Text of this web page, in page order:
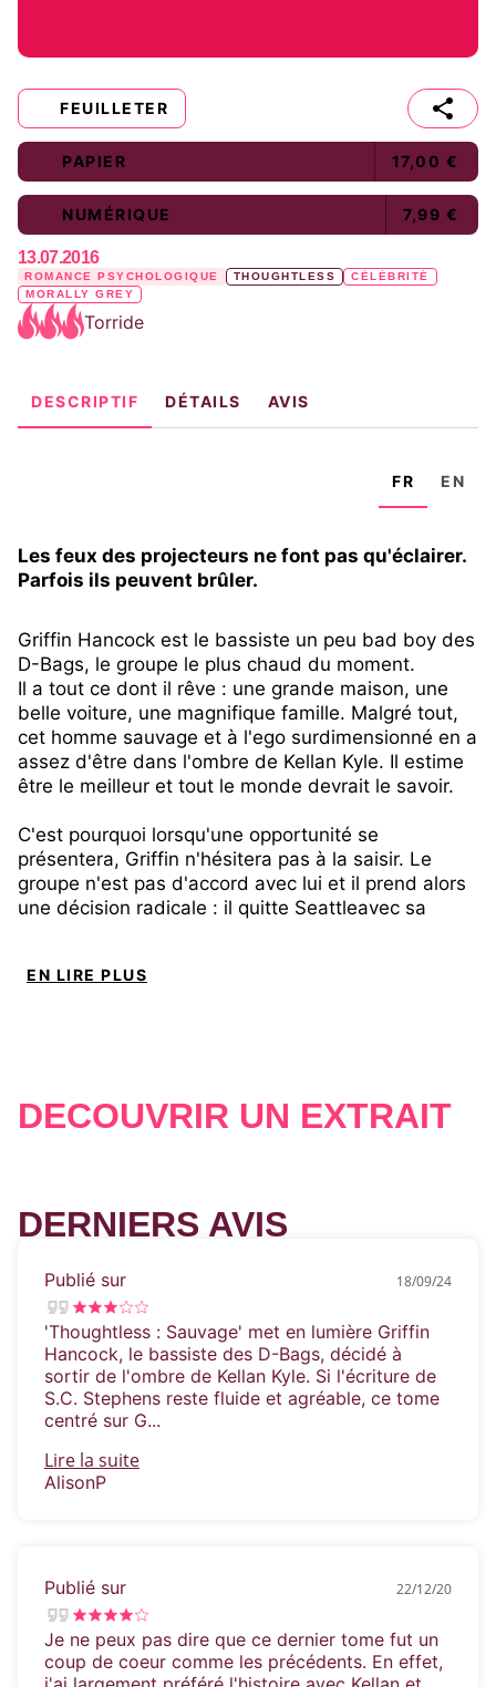
FEUILLETER
PAPIER 17,00 €
NUMÉRIQUE 7,99 €
13.07.2016
ROMANCE PSYCHOLOGIQUE THOUGHTLESS
CÉLÉBRITÉ
MORALLY GREY
Torride
DESCRIPTIF DÉTAILS AVIS
FR EN
Les feux des projecteurs ne font pas qu'éclairer.
Parfois ils peuvent brûler.
Griffin Hancock est le bassiste un peu bad boy des
D-Bags, le groupe le plus chaud du moment.
Il a tout ce dont il rêve : une grande maison, une
belle voiture, une magnifique famille. Malgré tout,
cet homme sauvage et à l'ego surdimensionné en a
assez d'être dans l'ombre de Kellan Kyle. Il estime
être le meilleur et tout le monde devrait le savoir.
C'est pourquoi lorsqu'une opportunité se
présentera, Griffin n'hésitera pas à la saisir. Le
groupe n'est pas d'accord avec lui et il prend alors
une décision radicale : il quitte Seattleavec sa
de tout perdre ».
EN LIRE PLUS
DÉCOUVRIR UN EXTRAIT
DERNIERS AVIS
Publié sur 18/09/24
'Thoughtless : Sauvage' met en lumière Griffin
Hancock, le bassiste des D-Bags, décidé à
sortir de l'ombre de Kellan Kyle. Si l'écriture de
S.C. Stephens reste fluide et agréable, ce tome
centré sur G...
Lire la suite
AlisonP
Publié sur 22/12/20
Je ne peux pas dire que ce dernier tome fut un
coup de coeur comme les précédents. En effet,